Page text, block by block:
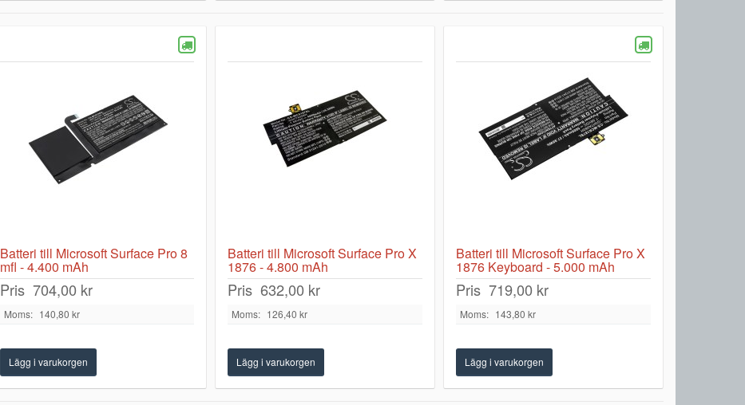
Batteri till Microsoft Surface Pro 8
mfl - 4.400 mAh
Pris 704,00 kr
Moms: 140,80 kr
Batteri till Microsoft Surface Pro X
1876 - 4.800 mAh
Pris 632,00 kr
Moms: 126,40 kr
Batteri till Microsoft Surface Pro X
1876 Keyboard - 5.000 mAh
Pris 719,00 kr
Moms: 143,80 kr